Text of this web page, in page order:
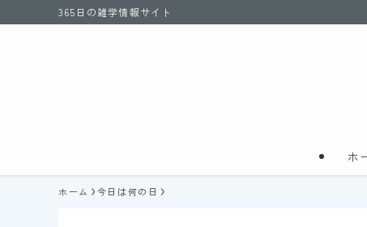
365日の雑学情報サイト
ホ
ホーム 今日は何の日